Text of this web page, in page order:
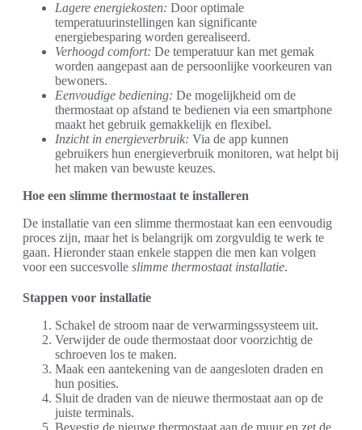
Lagere energiekosten: Door optimale
temperatuurinstellingen kan significante
energiebesparing worden gerealiseerd.
Verhoogd comfort: De temperatuur kan met gemak
worden aangepast aan de persoonlijke voorkeuren van
bewoners.
Eenvoudige bediening: De mogelijkheid om de
thermostaat op afstand te bedienen via een smartphone
maakt het gebruik gemakkelijk en flexibel.
Inzicht in energieverbruik: Via de app kunnen
gebruikers hun energieverbruik monitoren, wat helpt bij
het maken van bewuste keuzes.
Hoe een slimme thermostaat te installeren
De installatie van een slimme thermostaat kan een eenvoudig
proces zijn, maar het is belangrijk om zorgvuldig te werk te
gaan. Hieronder staan enkele stappen die men kan volgen
voor een succesvolle slimme thermostaat installatie.
Stappen voor installatie
Schakel de stroom naar de verwarmingssysteem uit.
Verwijder de oude thermostaat door voorzichtig de
schroeven los te maken.
Maak een aantekening van de aangesloten draden en
hun posities.
Sluit de draden van de nieuwe thermostaat aan op de
juiste terminals.